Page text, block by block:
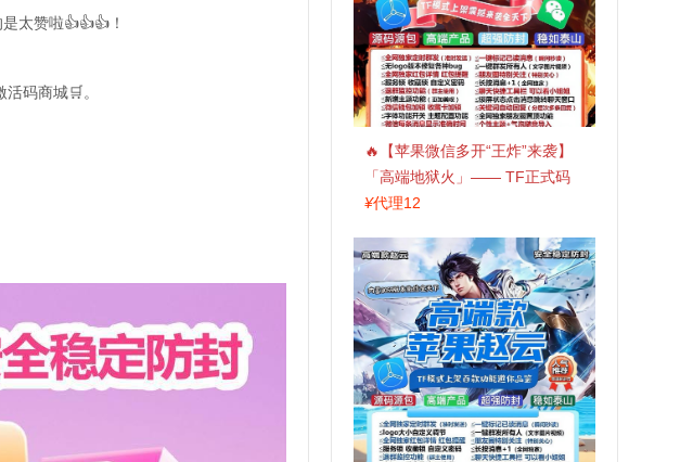
太赞啦👍👍👍！
码商城🛒。
🔥【苹果微信多开“王炸”来袭】
「高端地狱火」—— TF正式码
+斗战神8073包，7天退换，安全
¥代理12